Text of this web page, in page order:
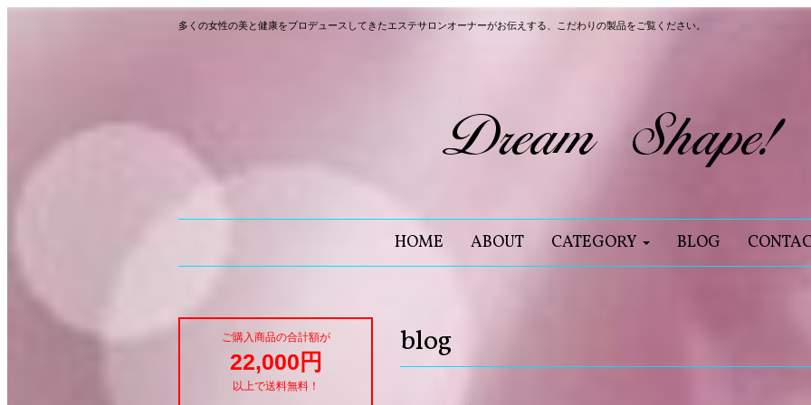
多くの女性の美と健康をプロデュースしてきたエステサロンオーナーがお伝えする、こだわりの製品をご覧ください。
HOME ABOUT CATEGORY BLOG
blog
ご購入商品の合計額が
22,000円
以上で送料無料！